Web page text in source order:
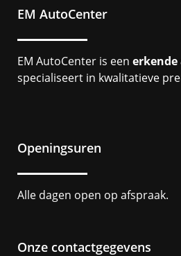
EM AutoCenter
EM AutoCenter is een
specialiseert in kwalitatieve
Openingsuren
Alle dagen open op afspraak.
Onze contactgegevens